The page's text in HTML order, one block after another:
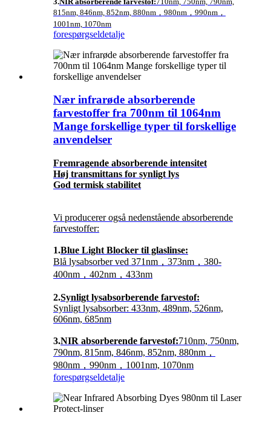
815nm, 846nm, 852nm, 880nm，980nm，990nm，
1001nm, 1070nm
forespørgseldetalje
Nær infrarøde absorberende
farvestoffer fra 700nm til 1064nm
Mange forskellige typer til forskellige
anvendelser
Fremragende absorberende intensitet
Høj transmittans for synligt lys
God termisk stabilitet
Vi producerer også nedenstående absorberende
farvestoffer:
1.Blue Light Blocker til glaslinse:
Blå lysabsorber ved 371nm，373nm，380-
400nm，402nm，433nm
2.Synligt lysabsorberende farvestof:
Synligt lysabsorber: 433nm, 489nm, 526nm,
606nm, 685nm
3.NIR absorberende farvestof:710nm, 750nm,
790nm, 815nm, 846nm, 852nm, 880nm，
980nm，990nm，1001nm, 1070nm
forespørgseldetalje